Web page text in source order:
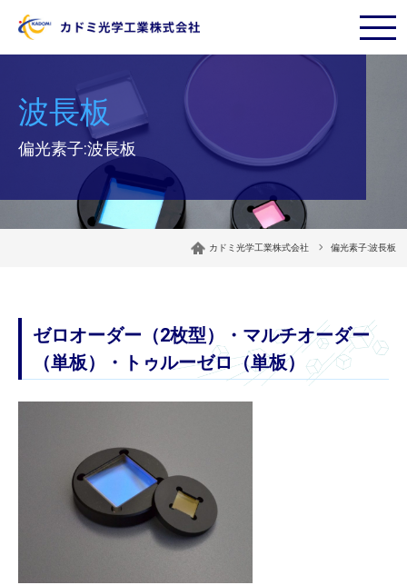
偏光素子:波長板
カドミ光学工業株式会社 偏光素子:波長板
ゼロオーダー（2枚型）・マルチオーダー
（単板）・トゥルーゼロ（単板）